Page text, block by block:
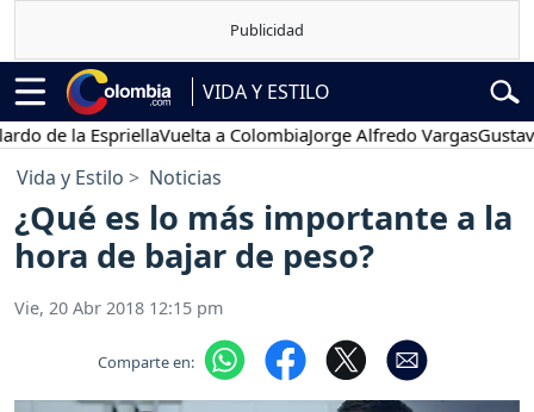
VIDA Y ESTILO
EspriellaVuelta a ColombiaJorge Alfredo VargasGustavo Petro
Vida y Estilo Noticias
¿Qué es lo más importante a la
hora de bajar de peso?
Vie, 20 Abr 2018 12:15 pm
Comparte en: